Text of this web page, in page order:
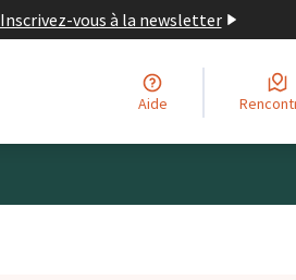
Inscrivez-vous à la newsletter
Aide